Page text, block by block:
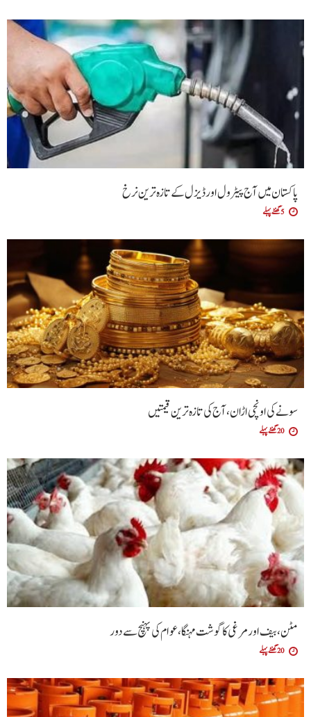
پاکستان میں آج پیٹرول اور ڈیزل کے تازہ ترین نرخ
5 گھنٹے پہلے
سونے کی اونچی اڑان، آج کی تازہ ترین قیمتیں
20 گھنٹے پہلے
مٹن، بیف اور مرغی کا گوشت مہنگا، عوام کی پہنچ سے دور
20 گھنٹے پہلے